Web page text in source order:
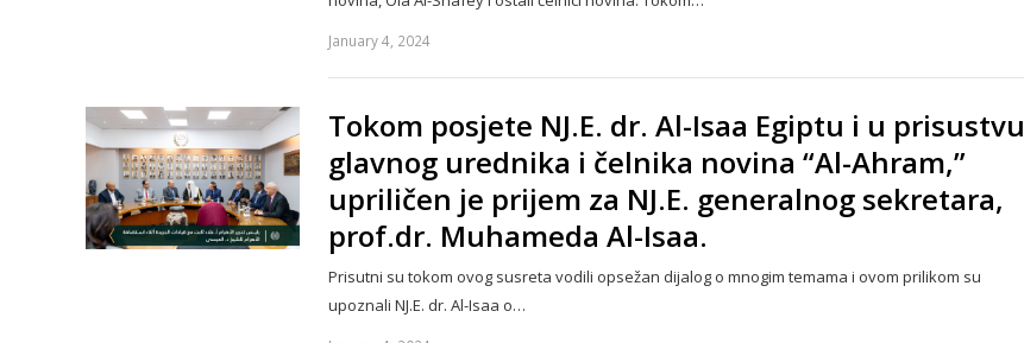
January 4, 2024
Tokom posjete NJ.E. dr. Al-Isaa Egiptu i u prisustvu
glavnog urednika i čelnika novina “Al-Ahram,”
upriličen je prijem za NJ.E. generalnog sekretara,
prof.dr. Muhameda Al-Isaa.
Prisutni su tokom ovog susreta vodili opsežan dijalog o mnogim temama i ovom prilikom su
upoznali NJ.E. dr. Al-Isaa o…